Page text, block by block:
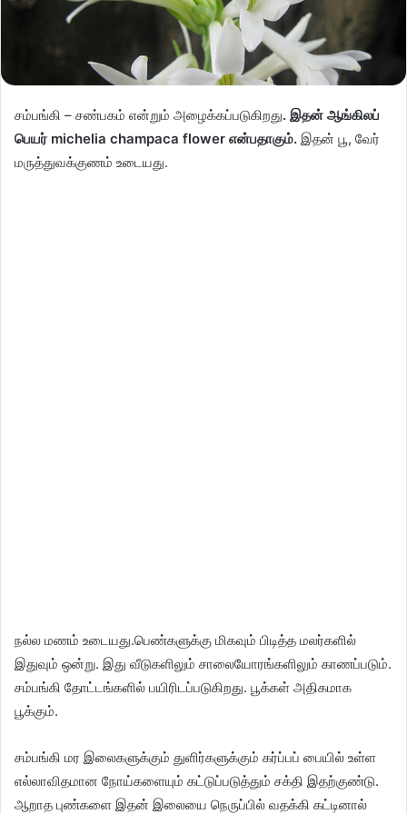
சம்பங்கி – சண்பகம் என்றும் அழைக்கப்படுகிறது. இதன் ஆங்கிலப்
பெயர் michelia champaca flower என்பதாகும். இதன் பூ, வேர்
மருத்துவக்குணம் உடையது.
நல்ல மணம் உடையது.பெண்களுக்கு மிகவும் பிடித்த மலர்களில்
இதுவும் ஒன்று. இது வீடுகளிலும் சாலையோரங்களிலும் காணப்படும்.
சம்பங்கி தோட்டங்களில் பயிரிடப்படுகிறது. பூக்கள் அதிகமாக
பூக்கும்.
சம்பங்கி மர இலைகளுக்கும் துளிர்களுக்கும் கர்ப்பப் பையில் உள்ள
எல்லாவிதமான நோய்களையும் கட்டுப்படுத்தும் சக்தி இதற்குண்டு.
ஆறாத புண்களை இதன் இலையை நெருப்பில் வதக்கி கட்டினால்